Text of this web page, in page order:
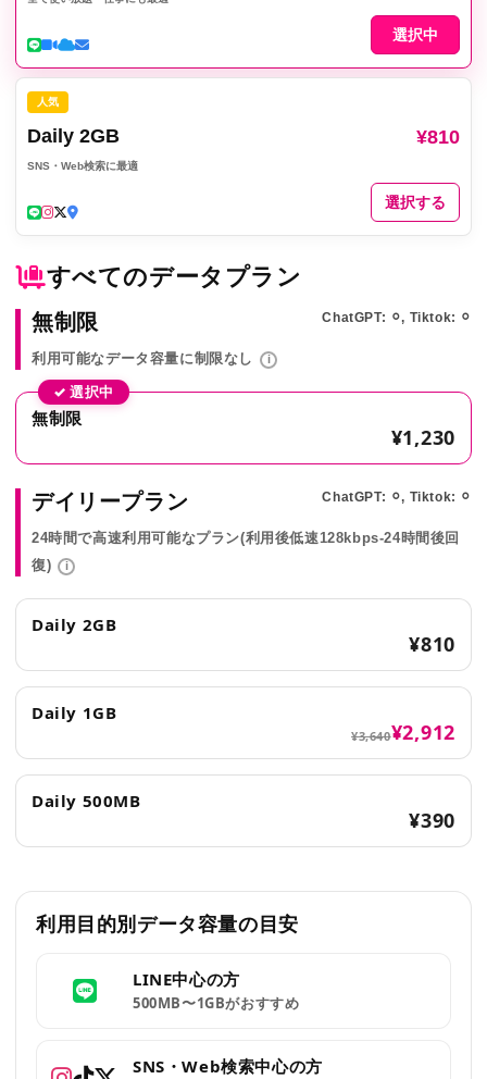
選択中
人気
Daily 2GB
SNS・Web検索に最適
¥810
選択する
すべてのデータプラン
無制限 ChatGPT: ⚪︎, Tiktok: ⚪︎
利用可能なデータ容量に制限なし i
✓ 選択中
無制限
¥1,230
デイリープラン ChatGPT: ⚪︎, Tiktok: ⚪︎
24時間で高速利用可能なプラン(利用後低速128kbps-24時間後回
復)
i
Daily 2GB
¥810
Daily 1GB
¥3,640¥2,912
Daily 500MB
¥390
利用目的別データ容量の目安
LINE中心の方
500MB〜1GBがおすすめ
SNS・Web検索中心の方